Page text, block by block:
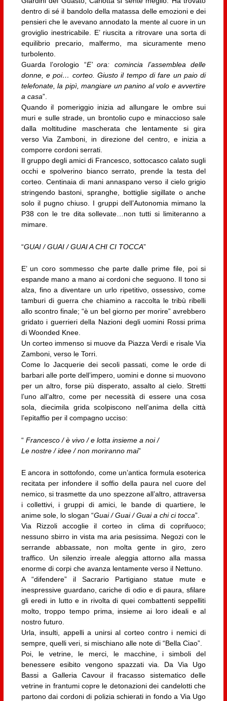
dentro di sé il bandolo della matassa delle emozioni e dei
pensieri che le avevano annodato la mente al cuore in un
groviglio inestricabile. E’ riuscita a ritrovare una sorta di
equilibrio precario, malfermo, ma sicuramente meno
turbolento.
Guarda l’orologio “E’ ora: comincia l’assemblea delle
donne, e poi… corteo. Giusto il tempo di fare un paio di
telefonate, la pipì, mangiare un panino al volo e avvertire
a casa”.
Quando il pomeriggio inizia ad allungare le ombre sui
muri e sulle strade, un brontolio cupo e minaccioso sale
dalla moltitudine mascherata che lentamente si gira
verso Via Zamboni, in direzione del centro, e inizia a
comporre cordoni serrati.
Il gruppo degli amici di Francesco, sottocasco calato sugli
occhi e spolverino bianco serrato, prende la testa del
corteo. Centinaia di mani annaspano verso il cielo grigio
stringendo bastoni, spranghe, bottiglie sigillate o anche
solo il pugno chiuso. I gruppi dell’Autonomia mimano la
P38 con le tre dita sollevate…non tutti si limiteranno a
mimare.
“GUAI / GUAI / GUAI A CHI CI TOCCA”
E’ un coro sommesso che parte dalle prime file, poi si
espande mano a mano ai cordoni che seguono. Il tono si
alza, fino a diventare un urlo ripetitivo, ossessivo, come
tamburi di guerra che chiamino a raccolta le tribù ribelli
allo scontro finale; “è un bel giorno per morire” avrebbero
gridato i guerrieri della Nazioni degli uomini Rossi prima
di Woonded Knee.
Un corteo immenso si muove da Piazza Verdi e risale Via
Zamboni, verso le Torri.
Come lo Jacquerie dei secoli passati, come le orde di
barbari alle porte dell’impero, uomini e donne si muovono
per un altro, forse più disperato, assalto al cielo. Stretti
l’uno all’altro, come per necessità di essere una cosa
sola, diecimila grida scolpiscono nell’anima della città
l’epitaffio per il compagno ucciso:
“ Francesco / è vivo / e lotta insieme a noi /
Le nostre / idee / non moriranno mai”
E ancora in sottofondo, come un’antica formula esoterica
recitata per infondere il soffio della paura nel cuore del
nemico, si trasmette da uno spezzone all’altro, attraversa
i collettivi, i gruppi di amici, le bande di quartiere, le
anime sole, lo slogan “Guai / Guai / Guai a chi ci tocca”.
Via Rizzoli accoglie il corteo in clima di coprifuoco;
nessuno sbirro in vista ma aria pesissima. Negozi con le
serrande abbassate, non molta gente in giro, zero
traffico. Un silenzio irreale aleggia attorno alla massa
enorme di corpi che avanza lentamente verso il Nettuno.
A “difendere” il Sacrario Partigiano statue mute e
inespressive guardano, cariche di odio e di paura, sfilare
gli eredi in lutto e in rivolta di quei combattenti seppelliti
molto, troppo tempo prima, insieme ai loro ideali e al
nostro futuro.
Urla, insulti, appelli a unirsi al corteo contro i nemici di
sempre, quelli veri, si mischiano alle note di “Bella Ciao”.
Poi, le vetrine, le merci, le macchine, i simboli del
benessere esibito vengono spazzati via. Da Via Ugo
Bassi a Galleria Cavour il fracasso sistematico delle
vetrine in frantumi copre le detonazioni dei candelotti che
partono dai cordoni di polizia schierati in fondo a Via Ugo